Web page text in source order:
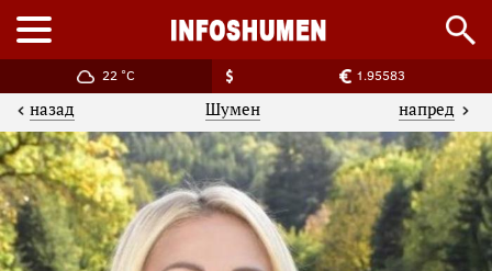
22 °C 1.95583
назад Шумен напред